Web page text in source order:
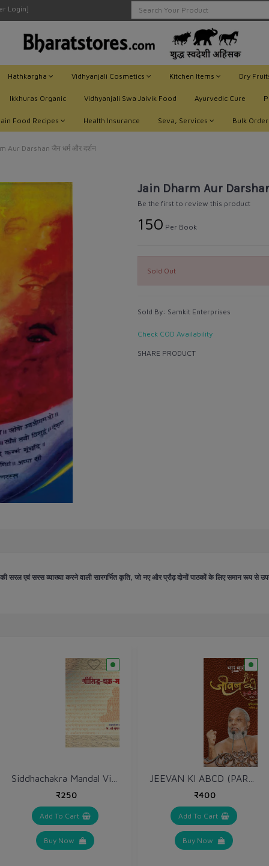
Login]
Hathkargha Vidhyanjali Cosmetics Kitchen Items Dry
Ikkhuras Organic Vidhyanjali Swa Jaivik Food Ayurvedic Cure
Food Recipes Health Insurance Seva, Services Bulk
Aur Darshan जैन धर्म और दर्शन
Jain Dharm Aur
Be the first to review this product
₹150 Per Book
Sold Out
Sold By: Samkit Enterprises
Check COD Availability
SHARE PRODUCT
एवं सरस व्याख्या करने वाली सारगर्भित कृति, जो नए और प्रौढ़ दोनों पाठकों के लिए समान रूप से
₹250
Add To Cart
Buy Now
₹400
Add To Cart
Buy Now